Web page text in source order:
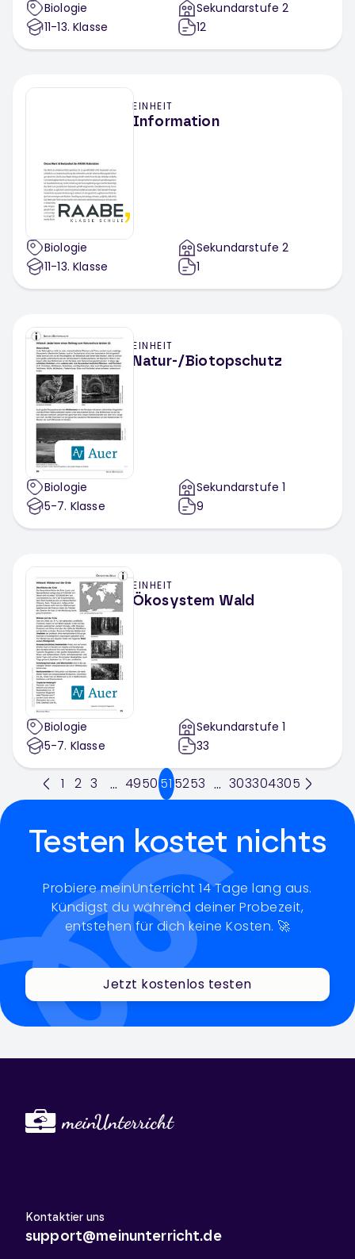
Biologie
11-13. Klasse
Sekundarstufe 2
12
EINHEIT
Information
Biologie
11-13. Klasse
Sekundarstufe 2
1
EINHEIT
Natur-/Biotopschutz
Biologie
5-7. Klasse
Sekundarstufe 1
9
EINHEIT
Ökosystem Wald
Biologie
5-7. Klasse
Sekundarstufe 1
33
1 2 3 ... 4950 515253 ... 303304305
Testen kostet nichts
Probiere meinUnterricht 14 Tage lang aus.
Kündigst du während deiner Probezeit,
entstehen für dich keine Kosten. 🚀
Jetzt kostenlos testen
Kontaktier uns
support@meinunterricht.de